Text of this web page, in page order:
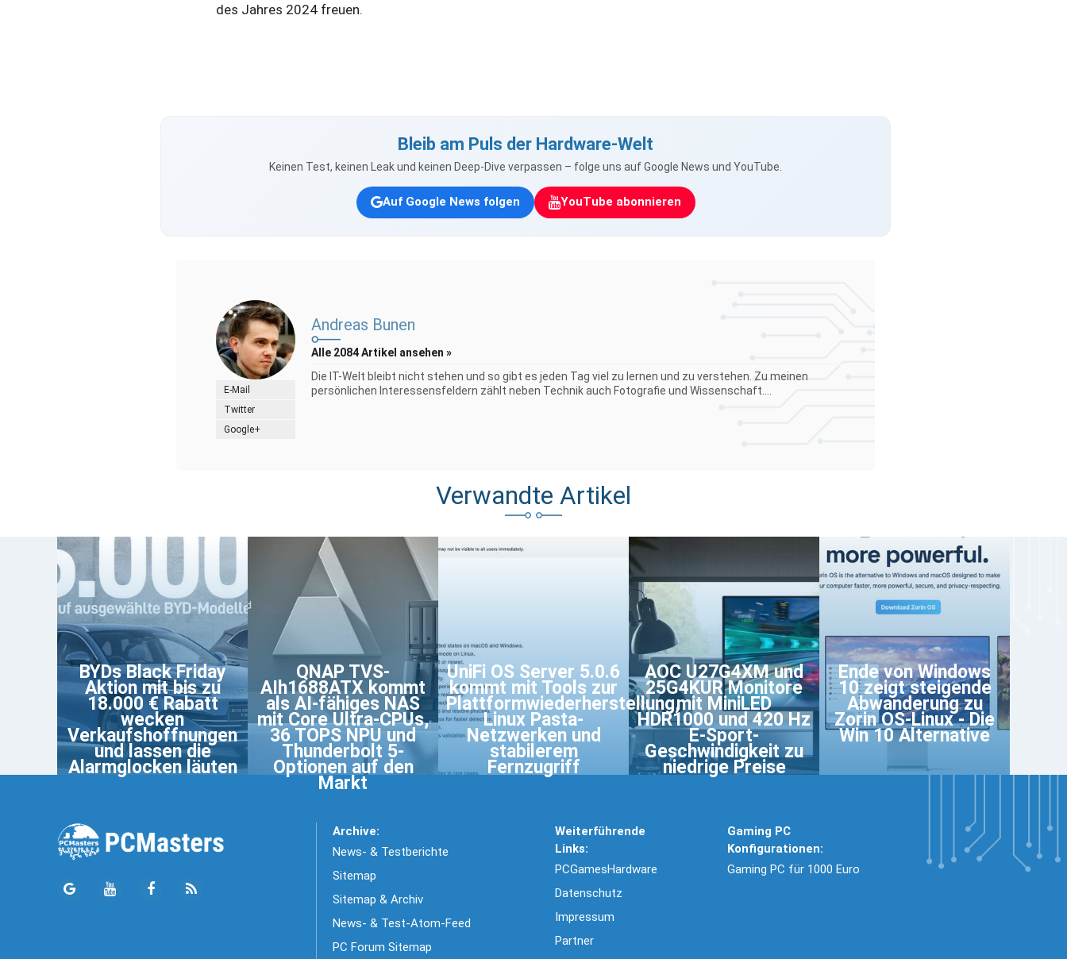
des Jahres 2024 freuen.
Bleib am Puls der Hardware-Welt
Keinen Test, keinen Leak und keinen Deep-Dive verpassen – folge uns auf Google News und YouTube.
Auf Google News folgen YouTube abonnieren
E-Mail
Twitter
Google+
Andreas Bunen
Alle 2084 Artikel ansehen »
Die IT-Welt bleibt nicht stehen und so gibt es jeden Tag viel zu lernen und zu verstehen. Zu meinen
persönlichen Interessensfeldern zählt neben Technik auch Fotografie und Wissenschaft....
Verwandte Artikel
BYDs Black Friday
Aktion mit bis zu
18.000 € Rabatt
wecken
Verkaufshoffnungen
und lassen die
Alarmglocken läuten
QNAP TVS-
AIh1688ATX kommt
als AI-fähiges NAS
mit Core Ultra-CPUs,
36 TOPS NPU und
Thunderbolt 5-
Optionen auf den
Markt
UniFi OS Server 5.0.6
kommt mit Tools zur
Plattformwiederherstellung,
Linux Pasta-
Netzwerken und
stabilerem
Fernzugriff
AOC U27G4XM und
25G4KUR Monitore
mit MiniLED
HDR1000 und 420 Hz
E-Sport-
Geschwindigkeit zu
niedrige Preise
Ende von Windows
10 zeigt steigende
Abwanderung zu
Zorin OS-Linux - Die
Win 10 Alternative
Archive:
News- & Testberichte
Sitemap
Sitemap & Archiv
News- & Test-Atom-Feed
PC Forum Sitemap
Weiterführende
Links:
PCGamesHardware
Datenschutz
Impressum
Partner
Gaming PC
Konfigurationen:
Gaming PC für 1000 Euro